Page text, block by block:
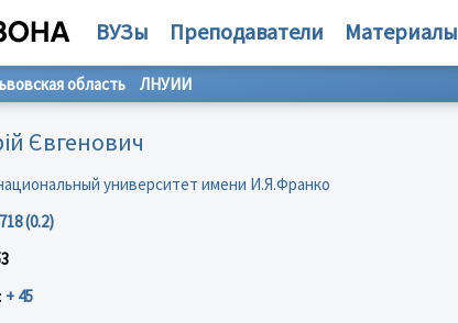
ВУЗы Преподаватели Материалы
область ЛНУИИ
Євгенович
университет имени И.Я.Франко
(0.2)
+ 45